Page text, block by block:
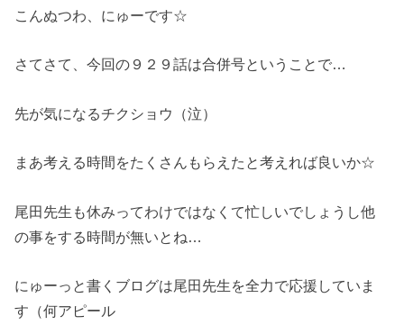
こんぬつわ、にゅーです☆
さてさて、今回の９２９話は合併号ということで…
先が気になるチクショウ（泣）
まあ考える時間をたくさんもらえたと考えれば良いか☆
尾田先生も休みってわけではなくて忙しいでしょうし他
の事をする時間が無いとね…
にゅーっと書くブログは尾田先生を全力で応援していま
す（何アピール